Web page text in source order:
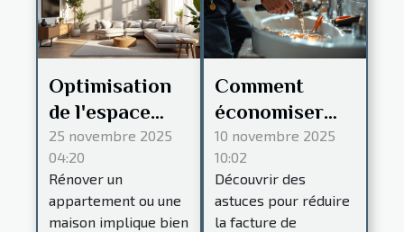
Optimisation
de l'espace
lors de la
rénovation :
conseils
pratiques
25 novembre 2025
04:20
Rénover un
appartement ou une
maison implique bien
Comment
économiser
sur votre
prochaine
facture de
plomberie ?
10 novembre 2025
10:02
Découvrir des
astuces pour réduire
la facture de